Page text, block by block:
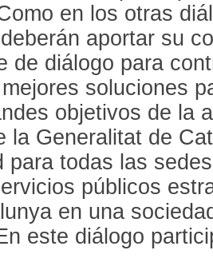
en los otras
aportar su
de diálogo para
soluciones
objetivos de la
la Generalitat de
para todas las
públicos
en una
este diálogo